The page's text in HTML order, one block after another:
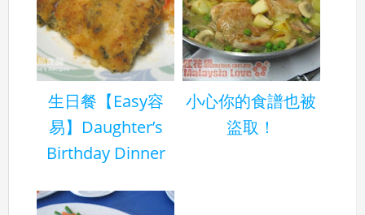
生日餐【Easy容
易】Daughter’s
Birthday Dinner
小心你的食譜也被
盜取！